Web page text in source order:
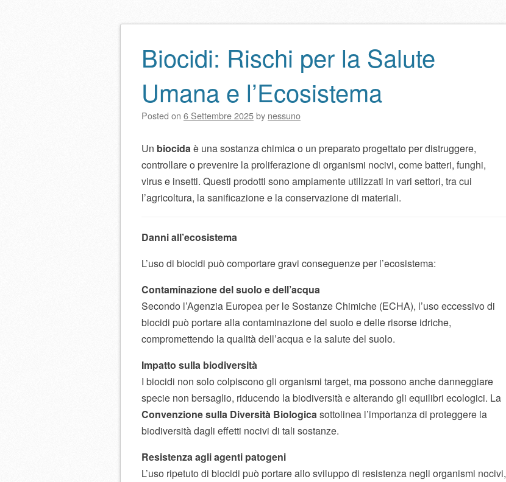
Navigazione articolo
Biocidi: Rischi per la Salute
Umana e l’Ecosistema
Posted on 6 Settembre 2025by nessuno
Un biocidaè una sostanza chimica o un preparato progettato per distruggere,
controllare o prevenire la proliferazione di organismi nocivi, come batteri, funghi,
virus e insetti. Questi prodotti sono ampiamente utilizzati in vari settori, tra cui
l’agricoltura, la sanificazione e la conservazione di materiali.
Danni all’ecosistema
L’uso di biocidi può comportare gravi conseguenze per l’ecosistema:
Contaminazione del suolo e dell’acqua
Secondo l’Agenzia Europea per le Sostanze Chimiche (ECHA), l’uso eccessivo di
biocidi può portare alla contaminazione del suolo e delle risorse idriche,
compromettendo la qualità dell’acqua e la salute del suolo.
Impatto sulla biodiversità
I biocidi non solo colpiscono gli organismi target, ma possono anche danneggiare
specie non bersaglio, riducendo la biodiversità e alterando gli equilibri ecologici. La
Convenzione sulla Diversità Biologicasottolinea l’importanza di proteggere la
biodiversità dagli effetti nocivi di tali sostanze.
Resistenza agli agenti patogeni
L’uso ripetuto di biocidi può portare allo sviluppo di resistenza negli organismi nocivi,